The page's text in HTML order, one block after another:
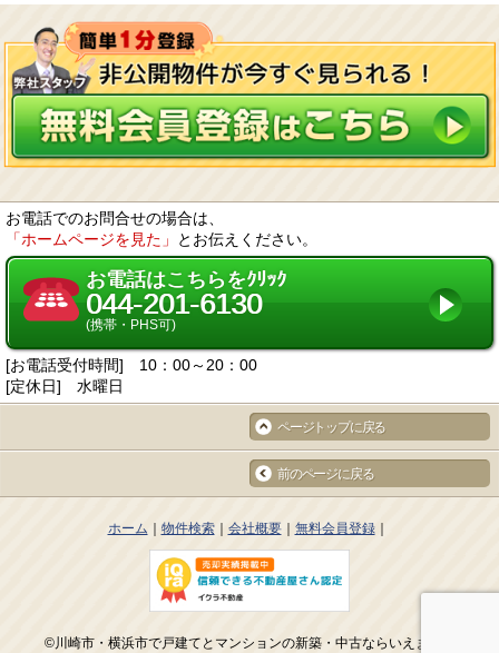
個人情報に適用される「個人情報の保護に関する法律」その他の関係法令を
遵守するとともに、一般に公正妥当と認められる個人情報の取扱いに関する
慣行に準拠し、適切に取り扱います。
個人情報の取扱いに関する規程を明確にし、従業者へ周知徹底します。ま
た、取引先等に対しても適切に個人情報を取り扱うように要請します。
個人情報の取得に際しては、利用目的を特定して通知又は公表し、その利用
目的に従って個人情報を取り扱います。
個人情報の漏洩、紛失、改ざん等を防止するため、必要な対策を講じて適切
な管理を行います。
保有する個人情報について、お客様本人からの開示、訂正、削除、利用停止
の依頼を所定の窓口でお受けして、誠意をもって対応します。
いを外部に委託することがあります。委託する場合には、適正な取扱いを確
保するための契約締結、実施状況の点検などを行います。
3. 第三者への開示・提供
当社は、「2. 個人情報の預託」に記載した外部委託先への提供の場合及び以
下のいずれかに該当する場合を除き、個人情報を第三者へ開示又は提供しま
せん。
お客様ご本人の同意がある場合
統計的なデータなど本人を識別することができない状態で開示・提供する場
法令に基づき開示・提供を求められた場合
人の生命、身体又は財産の保護のために必要な場合であって、お客様の同意
を得ることが困難である場合
国又は地方公共団体等が公的な事務を実施するうえで、協力する必要がある
場合であって、お客様の同意を得ることにより当該事務の遂行に支障を及ぼ
次項4. に掲げる者に対して提供する場合
当社は、下記の会社との間で個人データを共同利用いたします。
共同して利用する者の範囲
当社グループ各社FC（フランチャイズ）事業における加盟企業各社
当社の保有個人データに関して、お客様ご自身の情報の開示をご希望される
場合には、お申し出いただいた方がご本人であることを確認した上で、合理
6. 訂正・削除等
お電話でのお問合せの場合は、
「ホームページを見た」
とお伝えください。
お電話はこちらをｸﾘｯｸ
044-201-6130
(携帯・PHS可)
[お電話受付時間] 10：00～20：00
[定休日] 水曜日
ページトップに戻る
前のページに戻る
ホーム 物件検索 会社概要 無料会員登録
©川崎市・横浜市で戸建てとマンションの新築・中古ならいえまるへ